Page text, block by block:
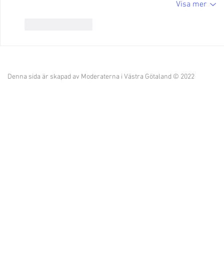
Visa mer
Denna sida är skapad av Moderaterna i Västra Götaland © 2022